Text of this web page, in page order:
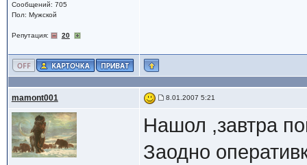
Сообщений: 705
Пол: Мужской
Репутация: 20
mamont001 8.01.2007 5:21
Нашол ,завтра
Заодно